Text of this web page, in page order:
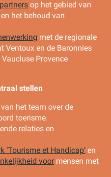
op het gebied van
het behoud van
met de regionale
Ventoux en de Baronnies
Provence
stellen
het team over de
toerisme.
relaties en
‘Tourisme et Handicap’ en
voormensen met